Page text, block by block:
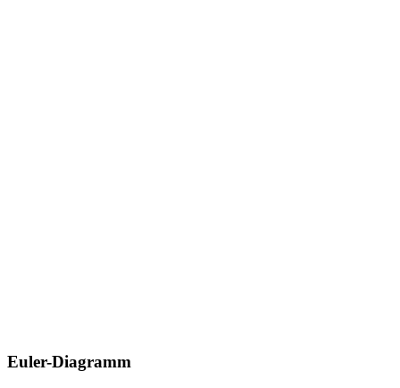
Euler-Diagramm